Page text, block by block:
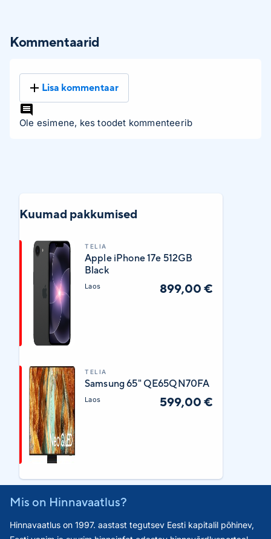
Kommentaarid
Lisa kommentaar
Ole esimene, kes toodet kommenteerib
Kuumad pakkumised
TELIA
Apple iPhone 17e 512GB
Black
Laos 899,00 €
TELIA
Samsung 65" QE65QN70FA
Laos 599,00 €
Mis on Hinnavaatlus?
Hinnavaatlus on 1997. aastast tegutsev Eesti kapitalil põhinev,